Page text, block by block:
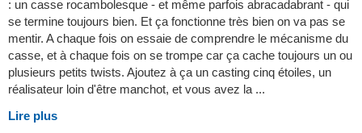
: un casse rocambolesque - et même parfois abracadabrant - qui
se termine toujours bien. Et ça fonctionne très bien on va pas se
mentir. A chaque fois on essaie de comprendre le mécanisme du
casse, et à chaque fois on se trompe car ça cache toujours un ou
plusieurs petits twists. Ajoutez à ça un casting cinq étoiles, un
réalisateur loin d'être manchot, et vous avez la ...
Lire plus